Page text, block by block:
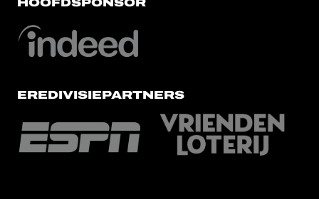
HOOFDSPONSOR
EREDIVISIEPARTNERS